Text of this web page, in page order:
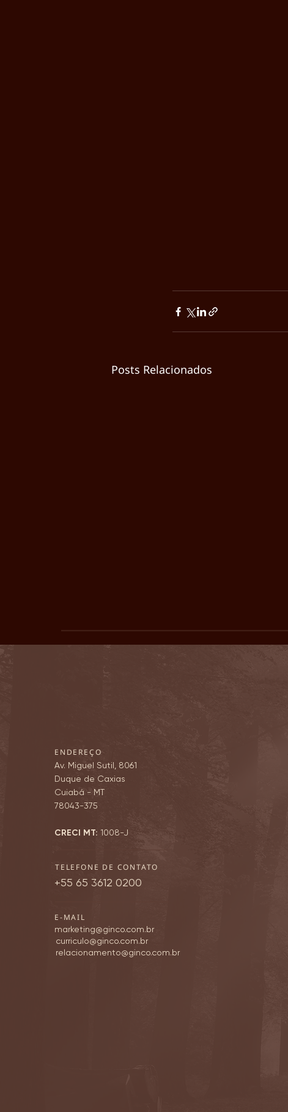
Posts Relacionados
ENDEREÇO
Av. Miguel Sutil, 8061
Duque de Caxias
Cuiabá - MT
78043-375
CRECI MT: 1008-J
TELEFONE DE CONTATO
+55 65 3612 0200
E-MAIL
marketing@ginco.com.br
curriculo@ginco.com.br
relacionamento@ginco.com.br